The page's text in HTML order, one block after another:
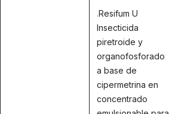
.Resifum U
Insecticida
piretroide y
organofosforado
a base de
cipermetrina en
concentrado